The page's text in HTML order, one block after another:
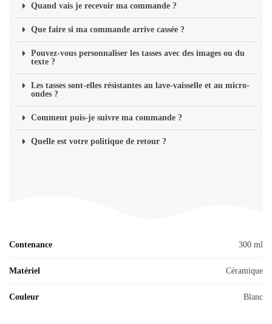
Quand vais je recevoir ma commande ?
Que faire si ma commande arrive cassée ?
Pouvez-vous personnaliser les tasses avec des images ou du
texte ?
Les tasses sont-elles résistantes au lave-vaisselle et au micro-
ondes ?
Comment puis-je suivre ma commande ?
Quelle est votre politique de retour ?
Contenance 300 ml
Matériel Céramique
Couleur Blanc